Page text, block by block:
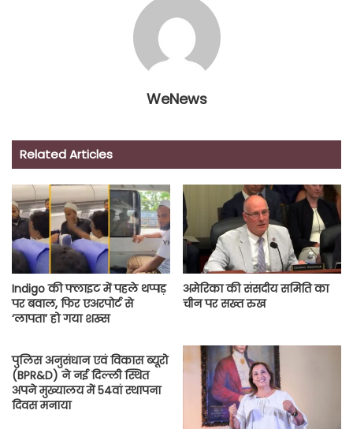
WeNews
Related Articles
Indigo की फ्लाइट में पहले थप्पड़
पर बवाल, फिर एअरपोर्ट से
‘लापता’ हो गया शख्स
अमेरिका की संसदीय समिति का
चीन पर सख्त रुख
पुलिस अनुसंधान एवं विकास ब्यूरो
(BPR&D) ने नई दिल्ली स्थित
अपने मुख्यालय में 54वां स्थापना
दिवस मनाया